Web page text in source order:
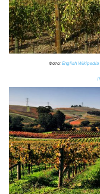
Фото: ​English